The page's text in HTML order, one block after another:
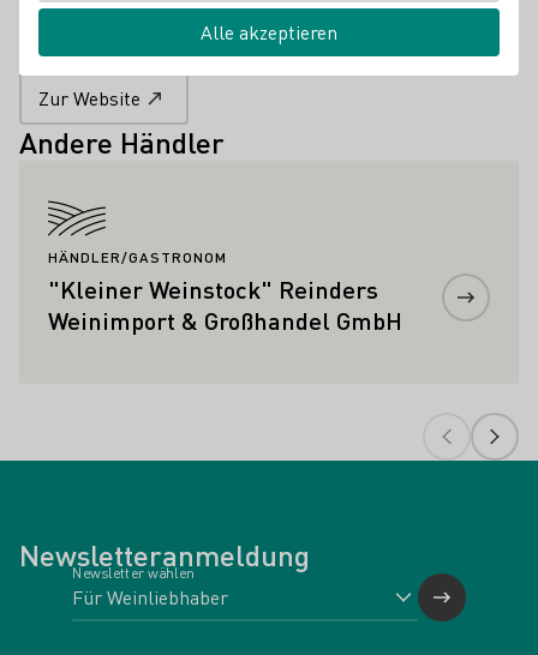
Zur Website
Andere Händler
HÄNDLER/GASTRONOM
"Kleiner Weinstock" Reinders
Weinimport & Großhandel GmbH
Mehr erfahren
Newsletteranmeldung
Newsletter wählen
Alle akzeptieren